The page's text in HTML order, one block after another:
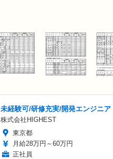
未経験可/研修充実/開発エンジニア
株式会社HIGHEST
東京都
月給28万円～60万円
正社員